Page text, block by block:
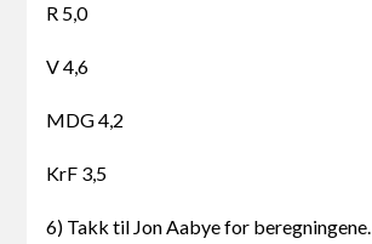
R 5,0
V 4,6
MDG 4,2
KrF 3,5
6) Takk til Jon Aabye for beregningene.